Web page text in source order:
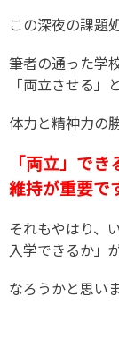
この深夜の課題
筆者の通った学
「両立させる」
体力と精神力の
「両立」で
維持が重要で
それもやはり、
入学できるか」
なろうかと思いま